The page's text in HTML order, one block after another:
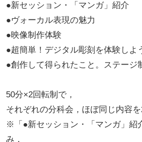
●新セッション・「マンガ」紹介
●ヴォーカル表現の魅力
●映像制作体験
●超簡単！デジタル彫刻を体験し
●創作して得られたこと。ステー
50分×2回転制で，
それぞれの分科会，ほぼ同じ内容を
※「●新セッション・「マンガ」紹
み，